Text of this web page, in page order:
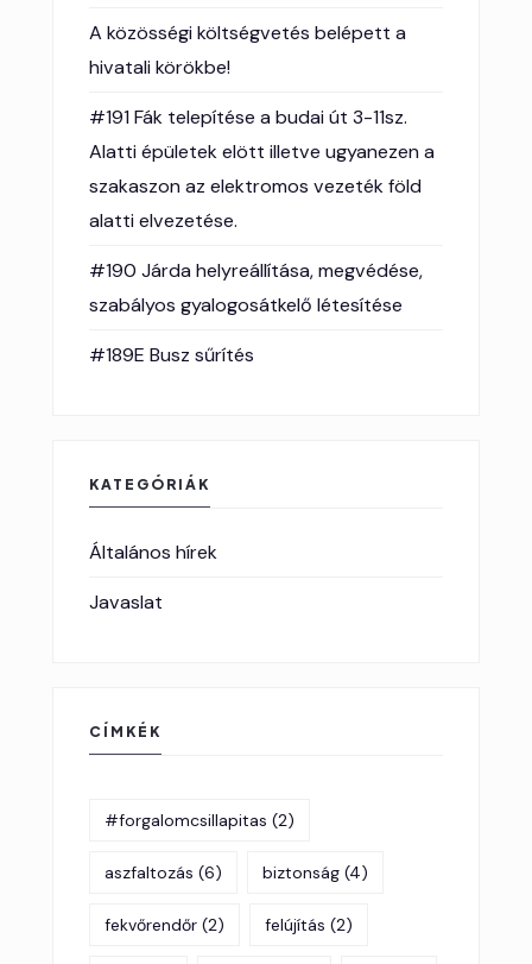
A közösségi költségvetés belépett a
hivatali körökbe!
#191 Fák telepítése a budai út 3-11sz.
Alatti épületek elött illetve ugyanezen a
szakaszon az elektromos vezeték föld
alatti elvezetése.
#190 Járda helyreállítása, megvédése,
szabályos gyalogosátkelő létesítése
#189E Busz sűrítés
KATEGÓRIÁK
Általános hírek
Javaslat
CÍMKÉK
#forgalomcsillapitas (2)
aszfaltozás (6) biztonság (4)
fekvőrendőr (2) felújítás (2)